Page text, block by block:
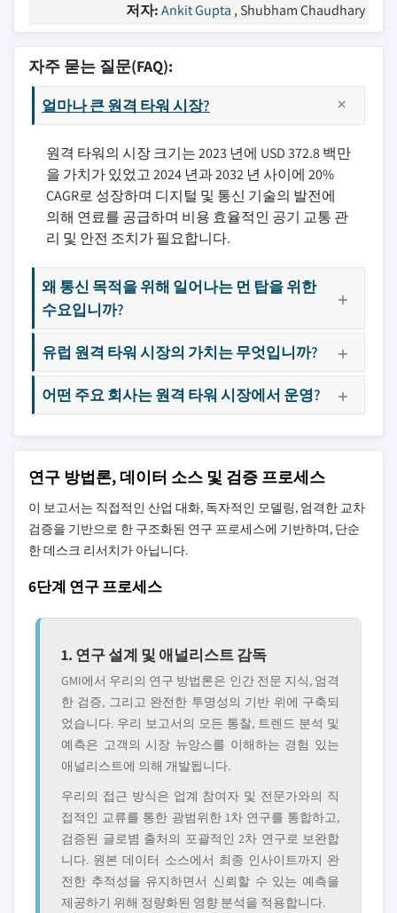
저자:Ankit Gupta , Shubham Chaudhary
자주 묻는 질문(FAQ):
얼마나 큰 원격 타워 시장?
원격 타워의 시장 크기는 2023 년에 USD 372.8 백만
을 가치가 있었고 2024 년과 2032 년 사이에 20%
CAGR로 성장하며 디지털 및 통신 기술의 발전에
의해 연료를 공급하며 비용 효율적인 공기 교통 관
리 및 안전 조치가 필요합니다.
왜 통신 목적을 위해 일어나는 먼 탑을 위한
수요입니까?
유럽 원격 타워 시장의 가치는 무엇입니까?
어떤 주요 회사는 원격 타워 시장에서 운영?
연구 방법론, 데이터 소스 및 검증 프로세스
이 보고서는 직접적인 산업 대화, 독자적인 모델링, 엄격한 교차
검증을 기반으로 한 구조화된 연구 프로세스에 기반하며, 단순
한 데스크 리서치가 아닙니다.
6단계 연구 프로세스
1. 연구 설계 및 애널리스트 감독
GMI에서 우리의 연구 방법론은 인간 전문 지식, 엄격
한 검증, 그리고 완전한 투명성의 기반 위에 구축되
었습니다. 우리 보고서의 모든 통찰, 트렌드 분석 및
예측은 고객의 시장 뉴앙스를 이해하는 경험 있는
애널리스트에 의해 개발됩니다.
우리의 접근 방식은 업계 참여자 및 전문가와의 직
접적인 교류를 통한 광범위한 1차 연구를 통합하고,
검증된 글로볌 출처의 포괄적인 2차 연구로 보완합
니다. 원본 데이터 소스에서 최종 인사이트까지 완
전한 추적성을 유지하면서 신뢰할 수 있는 예측을
제공하기 위해 정량화된 영향 분석을 적용합니다.